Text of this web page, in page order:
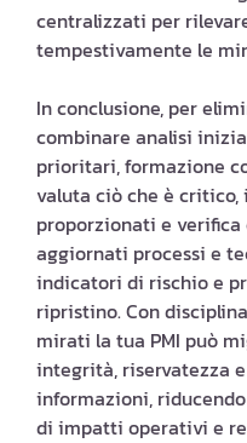
centralizzati per
tempestivamente le
In conclusione, per
combinare analisi
prioritari, formazione
valuta ciò che è
proporzionati e
aggiornati processi e
indicatori di rischio e
ripristino. Con
mirati la tua PMI può
integrità, riservatezza
informazioni,
di impatti operativi e